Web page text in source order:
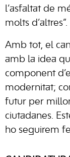
l’asfaltat de
molts d’altres”.
Amb tot, el
amb la idea
component
modernitat;
futur per
ciutadanes.
ho seguirem